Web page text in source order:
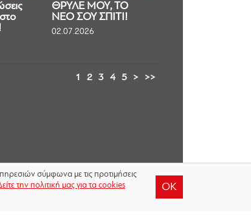
ΘΡΥΛΕ ΜΟΥ, ΤΟ
ΝΕΟ ΣΟΥ ΣΠΙΤΙ!
02.07.2026
1 2 3 4 5 > >>
σύμφωνα με τις προτιμήσεις
την πολιτική μας για τα cookies
OK